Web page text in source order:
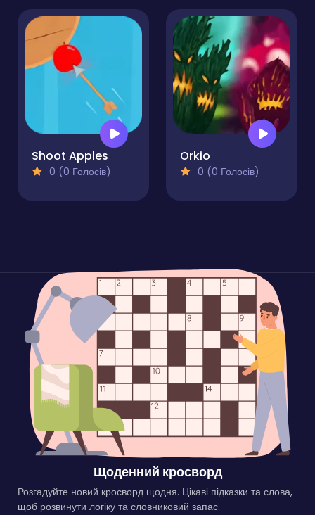
Shoot Apples
0 (0 Голосів)
Orkio
0 (0 Голосів)
Щоденний кросворд
Розгадуйте новий кросворд щодня. Цікаві підказки та слова,
щоб розвинути логіку та словниковий запас.